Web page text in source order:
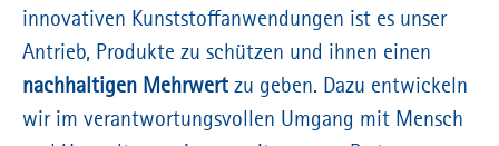
innovativen Kunststoffanwendungen ist es unser
Antrieb, Produkte zu schützen und ihnen einen
nachhaltigen Mehrwert zu geben. Dazu entwickeln
wir im verantwortungsvollen Umgang mit Mensch